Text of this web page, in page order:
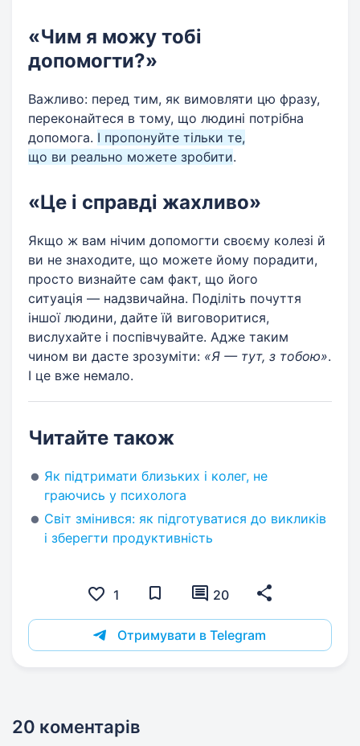
«Чим я можу тобі
допомогти?»
Важливо: перед тим, як вимовляти цю фразу,
переконайтеся в тому, що людині потрібна
допомога. І пропонуйте тільки те,
що ви реально можете зробити.
«Це і справді жахливо»
Якщо ж вам нічим допомогти своєму колезі й
ви не знаходите, що можете йому порадити,
просто визнайте сам факт, що його
ситуація — надзвичайна. Поділіть почуття
іншої людини, дайте їй виговоритися,
вислухайте і поспівчувайте. Адже таким
чином ви дасте зрозуміти: «Я — тут, з тобою».
І це вже немало.
Читайте також
Як підтримати близьких і колег, не
граючись у психолога
Світ змінився: як підготуватися до викликів
і зберегти продуктивність
1 20
Отримувати в Telegram
20 коментарів